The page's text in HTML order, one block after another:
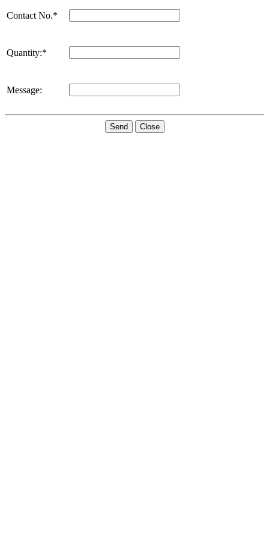
Contact No.*
Quantity:*
Message:
Send Close